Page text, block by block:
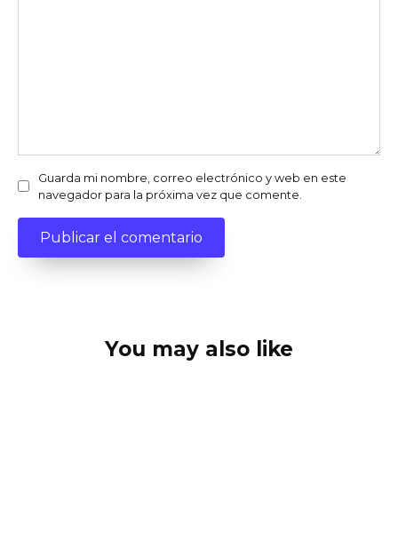
Guarda mi nombre, correo electrónico y web en este
navegador para la próxima vez que comente.
You may also like